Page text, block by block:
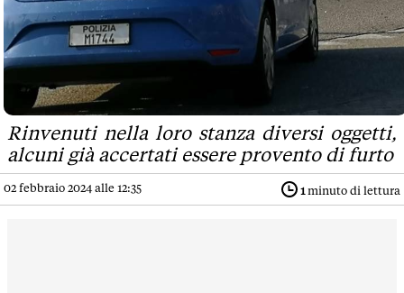
Rinvenuti nella loro stanza diversi oggetti,
alcuni già accertati essere provento di furto
02 febbraio 2024 alle 12:35 1 minuto di lettura